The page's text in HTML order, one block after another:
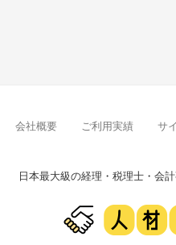
会社概要 ご利用実績 サ
日本最大級の経理・税理士・会